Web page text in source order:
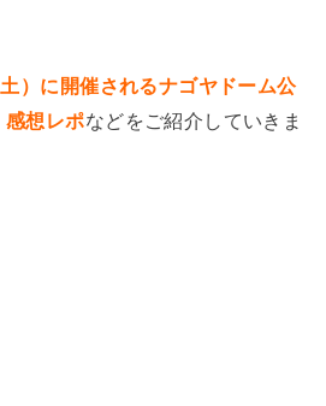
）に開催されるナゴヤドーム公
感想レポなどをご紹介していきま